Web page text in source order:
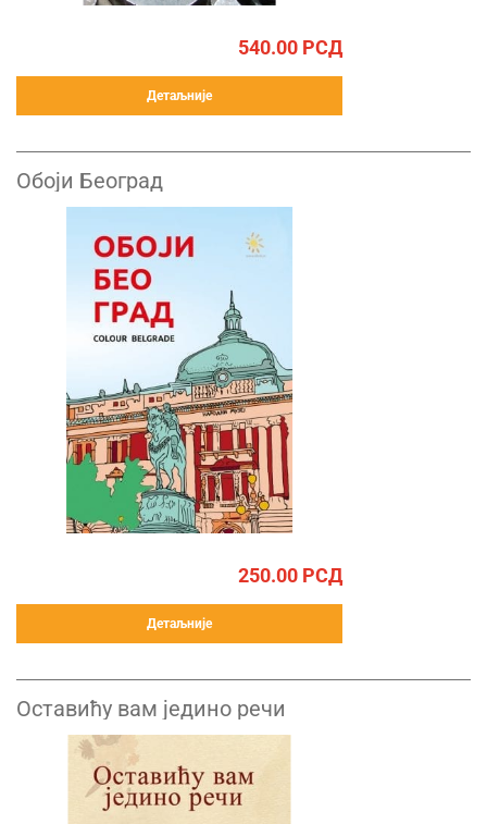
540.00 РСД
Детаљније
Обоји Београд
250.00 РСД
Детаљније
Оставићу вам једино речи